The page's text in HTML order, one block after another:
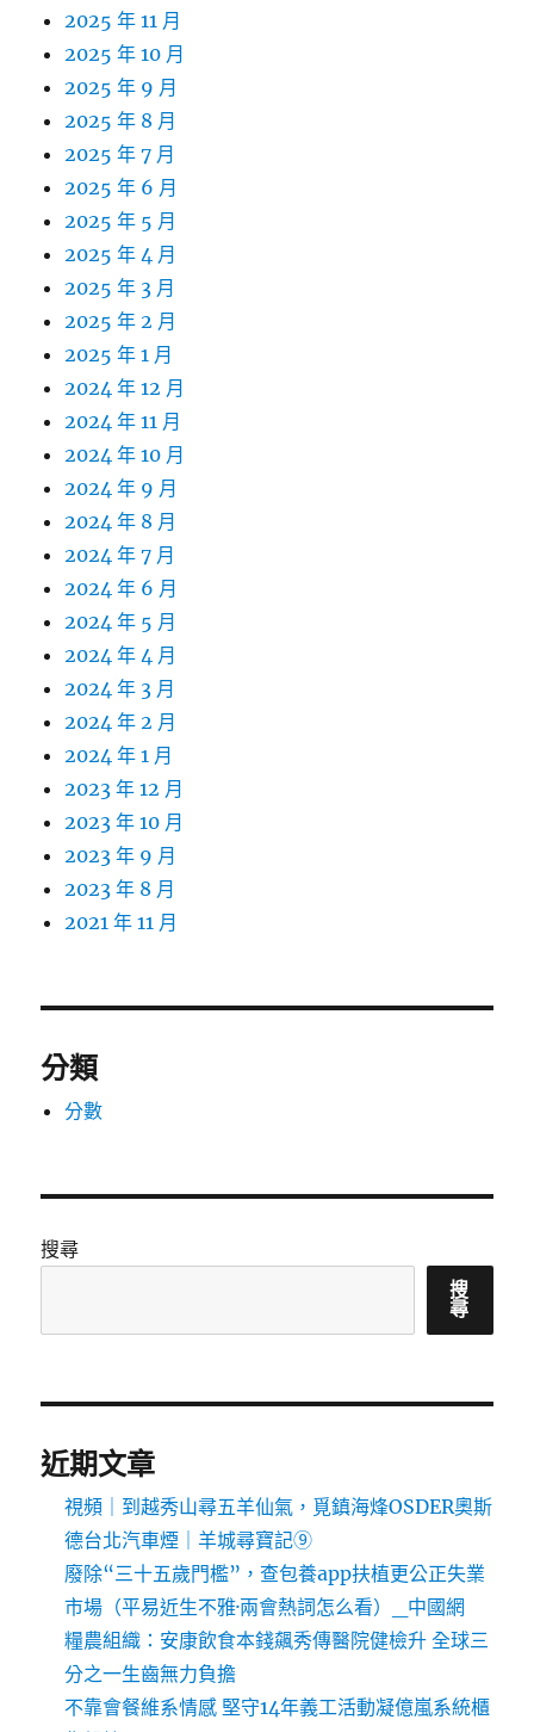
2025 年 11 月
2025 年 10 月
2025 年 9 月
2025 年 8 月
2025 年 7 月
2025 年 6 月
2025 年 5 月
2025 年 4 月
2025 年 3 月
2025 年 2 月
2025 年 1 月
2024 年 12 月
2024 年 11 月
2024 年 10 月
2024 年 9 月
2024 年 8 月
2024 年 7 月
2024 年 6 月
2024 年 5 月
2024 年 4 月
2024 年 3 月
2024 年 2 月
2024 年 1 月
2023 年 12 月
2023 年 10 月
2023 年 9 月
2023 年 8 月
2021 年 11 月
分類
分數
搜尋
搜
尋
近期文章
視頻｜到越秀山尋五羊仙氣，覓鎮海烽OSDER奧斯
德台北汽車煙｜羊城尋寶記⑨
廢除“三十五歲門檻”，查包養app扶植更公正失業
市場（平易近生不雅·兩會熱詞怎么看）_中國網
糧農組織：安康飲食本錢飆秀傳醫院健檢升 全球三
分之一生齒無力負擔
不靠會餐維系情感 堅守14年義工活動凝億嵐系統櫃